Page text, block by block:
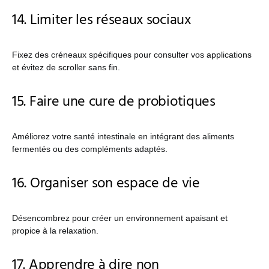
14. Limiter les réseaux sociaux
Fixez des créneaux spécifiques pour consulter vos applications
et évitez de scroller sans fin.
15. Faire une cure de probiotiques
Améliorez votre santé intestinale en intégrant des aliments
fermentés ou des compléments adaptés.
16. Organiser son espace de vie
Désencombrez pour créer un environnement apaisant et
propice à la relaxation.